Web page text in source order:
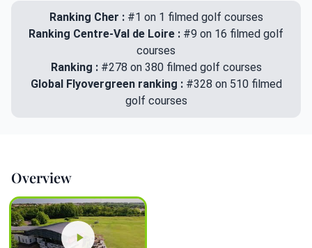
Ranking Cher :#1 on 1 filmed golf courses
Ranking Centre-Val de Loire : #9 on 16 filmed golf
courses
Ranking : #278 on 380 filmed golf courses
Global Flyovergreen ranking : #328 on 510 filmed
golf courses
Overview